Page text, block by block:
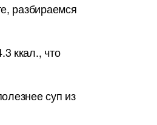
разбираемся
ккал., что
суп из